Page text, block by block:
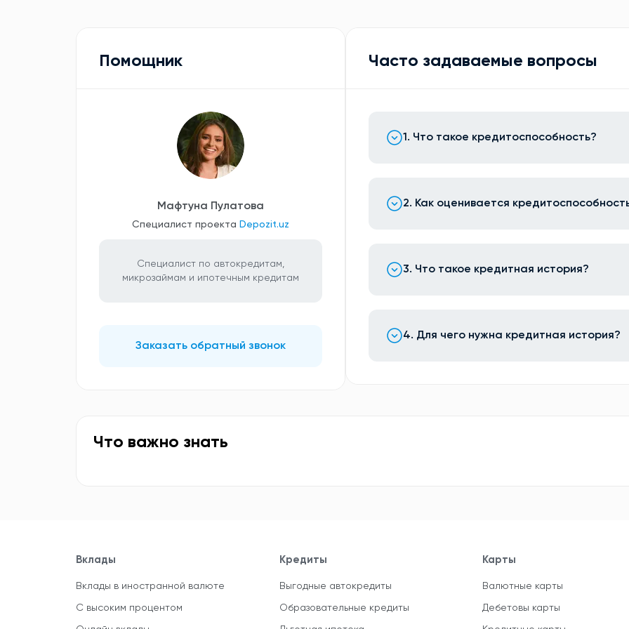
Помощник
Мафтуна Пулатова
Специалист проекта Depozit.uz
Специалист по автокредитам,
микрозаймам и ипотечным кредитам
Заказать обратный звонок
Часто задаваемые вопросы
1. Что такое кредитоспособность?
2. Как оценивается
3. Что такое кредитная история?
4. Для чего нужна кредитная история?
Что важно знать
Вклады
Вклады в иностранной валюте
С высоким процентом
Кредиты
Выгодные автокредиты
Образовательные кредиты
Карты
Валютные карты
Дебетовы карты